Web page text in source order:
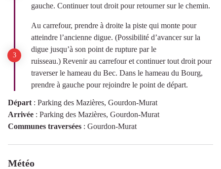
gauche. Continuer tout droit pour retourner sur le chemin.
Au carrefour, prendre à droite la piste qui monte pour
atteindre l’ancienne digue. (Possibilité d’avancer sur la
digue jusqu’à son point de rupture par le
ruisseau.) Revenir au carrefour et continuer tout droit pour
traverser le hameau du Bec. Dans le hameau du Bourg,
prendre à gauche pour rejoindre le point de départ.
Départ : Parking des Mazières, Gourdon-Murat
Arrivée : Parking des Mazières, Gourdon-Murat
Communes traversées : Gourdon-Murat
Météo